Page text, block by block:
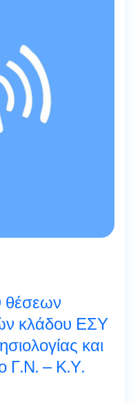
θέσεων
κλάδου ΕΣΥ
και
Γ.Ν. – Κ.Υ.